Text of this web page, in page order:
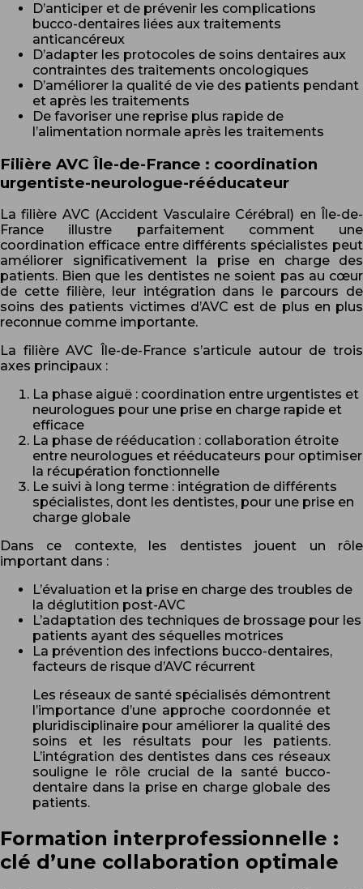
D’anticiper et de prévenir les complications
bucco-dentaires liées aux traitements
anticancéreux
D’adapter les protocoles de soins dentaires aux
contraintes des traitements oncologiques
D’améliorer la qualité de vie des patients pendant
et après les traitements
De favoriser une reprise plus rapide de
l’alimentation normale après les traitements
Filière AVC Île-de-France : coordination
urgentiste-neurologue-rééducateur
La filière AVC (Accident Vasculaire Cérébral) en Île-de-
France illustre parfaitement comment une
coordination efficace entre différents spécialistes peut
améliorer significativement la prise en charge des
patients. Bien que les dentistes ne soient pas au cœur
de cette filière, leur intégration dans le parcours de
soins des patients victimes d’AVC est de plus en plus
reconnue comme importante.
La filière AVC Île-de-France s’articule autour de trois
axes principaux :
La phase aiguë : coordination entre urgentistes et
neurologues pour une prise en charge rapide et
efficace
La phase de rééducation : collaboration étroite
entre neurologues et rééducateurs pour optimiser
la récupération fonctionnelle
Le suivi à long terme : intégration de différents
spécialistes, dont les dentistes, pour une prise en
charge globale
Dans ce contexte, les dentistes jouent un rôle
important dans :
L’évaluation et la prise en charge des troubles de
la déglutition post-AVC
L’adaptation des techniques de brossage pour les
patients ayant des séquelles motrices
La prévention des infections bucco-dentaires,
facteurs de risque d’AVC récurrent
Les réseaux de santé spécialisés démontrent
l’importance d’une approche coordonnée et
pluridisciplinaire pour améliorer la qualité des
soins et les résultats pour les patients.
L’intégration des dentistes dans ces réseaux
souligne le rôle crucial de la santé bucco-
dentaire dans la prise en charge globale des
patients.
Formation interprofessionnelle :
clé d’une collaboration optimale